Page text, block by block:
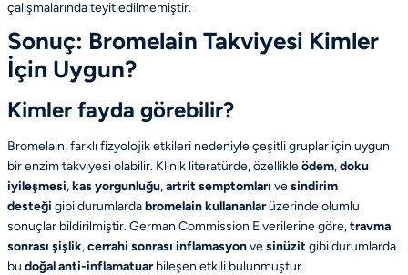
çalışmalarında teyit edilmemiştir.
Sonuç: Bromelain Takviyesi Kimler
İçin Uygun?
Kimler fayda görebilir?
Bromelain, farklı fizyolojik etkileri nedeniyle çeşitli gruplar için uygun
birenzim takviyesiolabilir. Klinik literatürde, özellikleödem,doku
iyileşmesi,kas yorgunluğu,artrit semptomları vesindirim
desteği gibi durumlardabromelain kullananlarüzerinde olumlu
sonuçlar bildirilmiştir.German Commission Everilerine göre,travma
sonrası şişlik,cerrahi sonrası inflamasyonvesinüzit gibi durumlarda
bu doğal anti-inflamatuarbileşen etkili bulunmuştur.